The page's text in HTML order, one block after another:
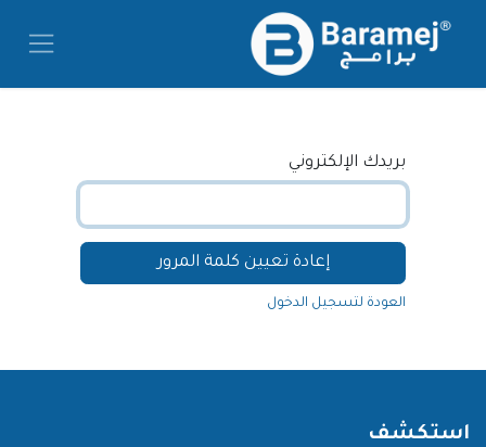
تخطي للذهاب إلى المحتوى
بريدك الإلكتروني
إعادة تعيين كلمة المرور
العودة لتسجيل الدخول
استكشف